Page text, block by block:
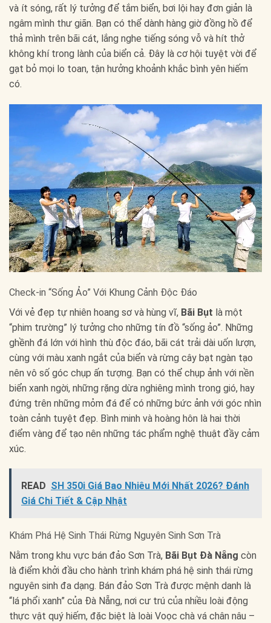
và ít sóng, rất lý tưởng để tắm biển, bơi lội hay đơn giản là
ngâm mình thư giãn. Bạn có thể dành hàng giờ đồng hồ để
thả mình trên bãi cát, lắng nghe tiếng sóng vỗ và hít thở
không khí trong lành của biển cả. Đây là cơ hội tuyệt vời để
gạt bỏ mọi lo toan, tận hưởng khoảnh khắc bình yên hiếm
có.
Check-in “Sống Ảo” Với Khung Cảnh Độc Đáo
Với vẻ đẹp tự nhiên hoang sơ và hùng vĩ, Bãi Bụt là một
“phim trường” lý tưởng cho những tín đồ “sống ảo”. Những
ghềnh đá lớn với hình thù độc đáo, bãi cát trải dài uốn lượn,
cùng với màu xanh ngắt của biển và rừng cây bạt ngàn tạo
nên vô số góc chụp ấn tượng. Bạn có thể chụp ảnh với nền
biển xanh ngời, những rặng dừa nghiêng mình trong gió, hay
đứng trên những mỏm đá để có những bức ảnh với góc nhìn
toàn cảnh tuyệt đẹp. Bình minh và hoàng hôn là hai thời
điểm vàng để tạo nên những tác phẩm nghệ thuật đầy cảm
xúc.
READ SH 350i Giá Bao Nhiêu Mới Nhất 2026? Đánh
Giá Chi Tiết & Cập Nhật
Khám Phá Hệ Sinh Thái Rừng Nguyên Sinh Sơn Trà
Nằm trong khu vực bán đảo Sơn Trà, Bãi Bụt Đà Nẵng còn
là điểm khởi đầu cho hành trình khám phá hệ sinh thái rừng
nguyên sinh đa dạng. Bán đảo Sơn Trà được mệnh danh là
“lá phổi xanh” của Đà Nẵng, nơi cư trú của nhiều loài động
thực vật quý hiếm, đặc biệt là loài Voọc chà vá chân nâu –